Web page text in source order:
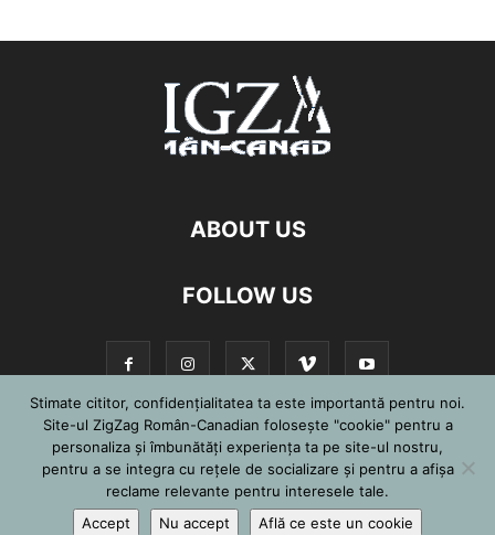
ABOUT US
FOLLOW US
©
Stimate cititor, confidențialitatea ta este importantă pentru noi.
Site-ul ZigZag Român-Canadian folosește "cookie" pentru a
personaliza și îmbunătăți experiența ta pe site-ul nostru,
pentru a se integra cu reţele de socializare şi pentru a afişa
reclame relevante pentru interesele tale.
Accept
Nu accept Află ce este un cookie